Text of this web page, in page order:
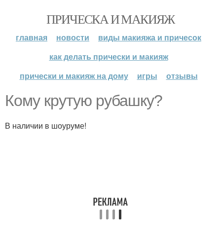
ПРИЧЕСКА И МАКИЯЖ
главная новости
виды макияжа и причесок
как делать прически и макияж
прически и макияж на дому
игры отзывы
Кому крутую рубашку?
В наличии в шоуруме!